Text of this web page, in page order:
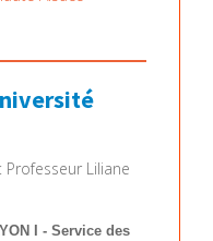
Liliane
I - Service des